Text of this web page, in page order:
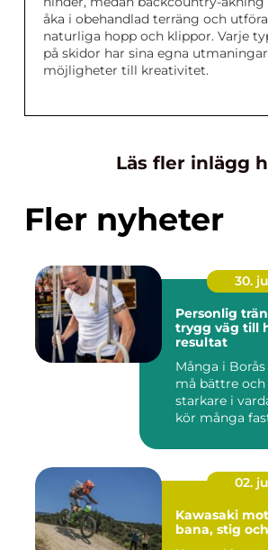
åka i obehandlad terräng och
naturliga hopp och klippor. Varje
på skidor har sina egna
möjligheter till kreativitet.
Läs fler inlägg
Fler nyheter
30.
Personlig
trygg väg till
resultat
Många i
må bättre och
starkare i
kör många
02.
Kawasaki
bana, stig